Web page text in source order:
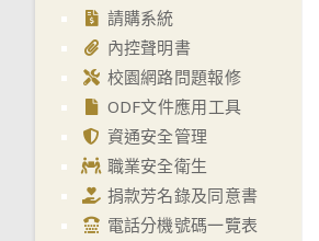
請購系統
內控聲明書
校園網路問題報修
ODF文件應用工具
資通安全管理
職業安全衛生
捐款芳名錄及同意書
電話分機號碼一覽表